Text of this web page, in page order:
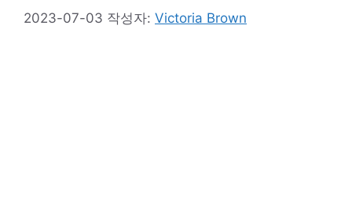
2023-07-03 작성자: Victoria Brown